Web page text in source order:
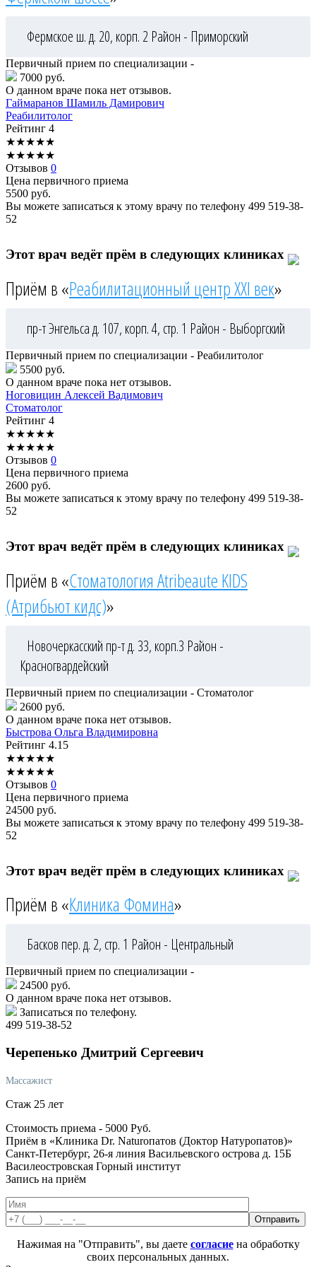
Фермское ш. д. 20, корп. 2 Район - Приморский
Первичный прием по специализации -
7000 руб.
О данном враче пока нет отзывов.
Гаймаранов Шамиль Дамирович
Реабилитолог
Рейтинг 4
★★★★★
★★★★★
Отзывов 0
Цена первичного приема
5500 руб.
Вы можете записаться к этому врачу по телефону 499 519-38-
52
Этот врач ведёт прём в следующих клиниках
Приём в «Реабилитационный центр XXI век»
пр-т Энгельса д. 107, корп. 4, стр. 1 Район - Выборгский
Первичный прием по специализации - Реабилитолог
5500 руб.
О данном враче пока нет отзывов.
Ноговицин Алексей Вадимович
Стоматолог
Рейтинг 4
★★★★★
★★★★★
Отзывов 0
Цена первичного приема
2600 руб.
Вы можете записаться к этому врачу по телефону 499 519-38-
52
Этот врач ведёт прём в следующих клиниках
Приём в «Стоматология Atribeaute KIDS
(Атрибьют кидс)»
Новочеркасский пр-т д. 33, корп.3 Район -
Красногвардейский
Первичный прием по специализации - Стоматолог
2600 руб.
О данном враче пока нет отзывов.
Быстрова Ольга Владимировна
Рейтинг 4.15
★★★★★
★★★★★
Отзывов 0
Цена первичного приема
24500 руб.
Вы можете записаться к этому врачу по телефону 499 519-38-
52
Этот врач ведёт прём в следующих клиниках
Приём в «Клиника Фомина»
Басков пер. д. 2, стр. 1 Район - Центральный
Первичный прием по специализации -
24500 руб.
О данном враче пока нет отзывов.
Записаться по телефону.
499 519-38-52
Черепенько Дмитрий Сергеевич
Массажист
Стаж 25 лет
Стоимость приема - 5000 Руб.
Приём в «Клиника Dr. Naturoпатов (Доктор Натуропатов)»
Санкт-Петербург, 26-я линия Васильевского острова д. 15Б
Василеостровская Горный институт
Запись на приём
Нажимая на "Отправить", вы даете согласиена обработку
своих персональных данных.